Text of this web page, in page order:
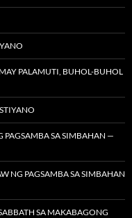
PALAMUTI, BUHOL-BUHOL
PAGSAMBA SA SIMBAHAN —
NG PAGSAMBA SA SIMBAHAN
SA MAKABAGONG